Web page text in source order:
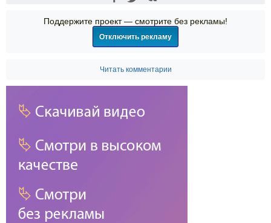
Поддержите проект — смотрите без рекламы!
Отключить рекламу
Читать комментарии